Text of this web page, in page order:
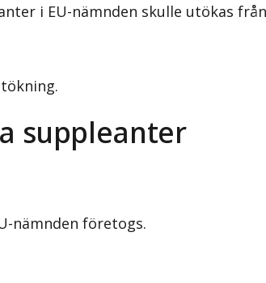
i EU-nämnden skulle utökas
suppleanter
nämnden företogs.